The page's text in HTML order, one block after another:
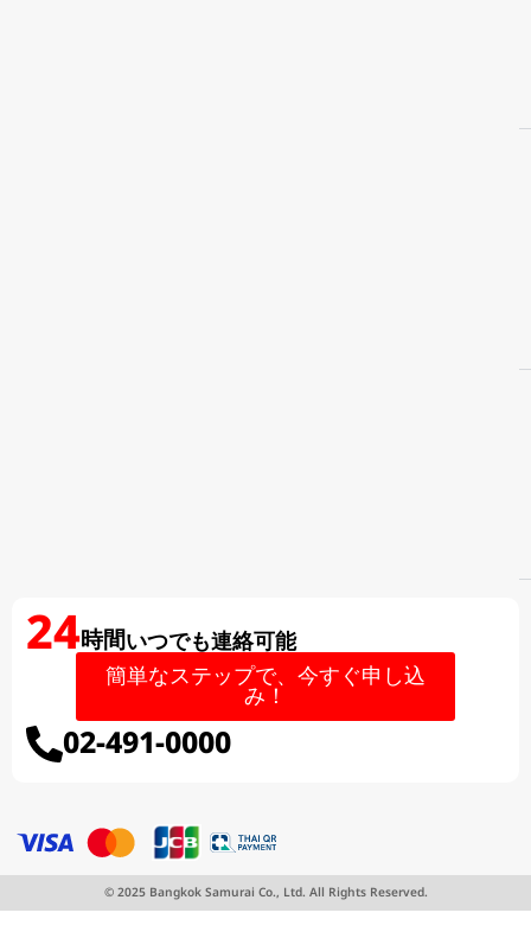
LINEで申し込む 直接申請する
24時間いつでも連絡可能
02-491-0000
簡単なステップで、今すぐ申し込
み！
© 2025 Bangkok Samurai Co., Ltd. All Rights Reserved.